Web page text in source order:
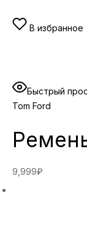
В избранное
Быстрый
Tom Ford
9,999₽